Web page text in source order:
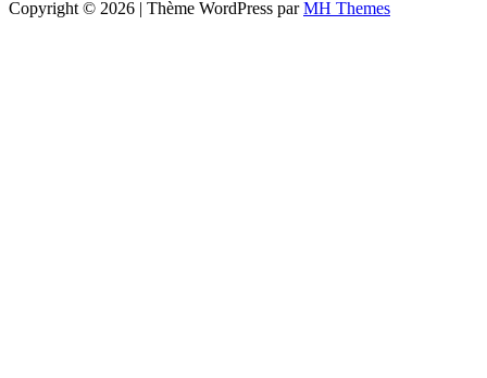
Copyright © 2026 | Thème WordPress parMH Themes